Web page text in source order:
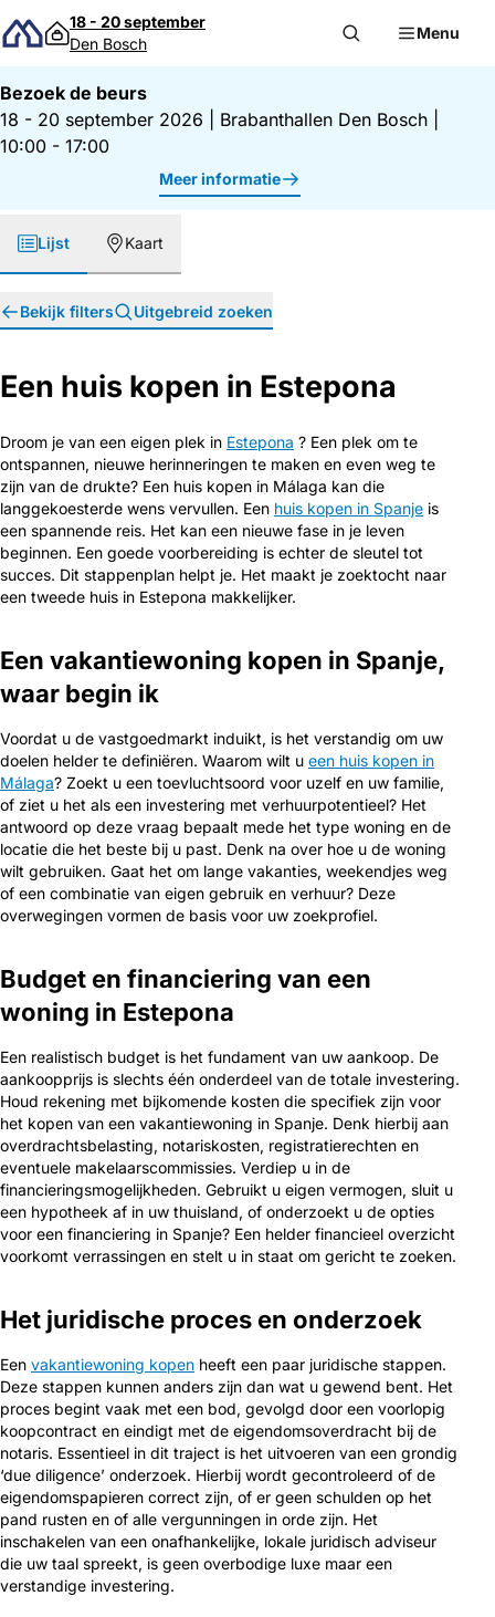
Direct naar inhoud
18 - 20 september
Den Bosch
Menu
Bezoek de beurs
18 - 20 september 2026
Brabanthallen Den Bosch
10:00 - 17:00
Meer informatie
Lijst Kaart
Bekijk filters Uitgebreid zoeken
Een huis kopen in Estepona
Droom je van een eigen plek in Estepona ? Een plek om te
ontspannen, nieuwe herinneringen te maken en even weg te
zijn van de drukte? Een huis kopen in Málaga kan die
langgekoesterde wens vervullen. Een huis kopen in Spanje is
een spannende reis. Het kan een nieuwe fase in je leven
beginnen. Een goede voorbereiding is echter de sleutel tot
succes. Dit stappenplan helpt je. Het maakt je zoektocht naar
een tweede huis in Estepona makkelijker.
Een vakantiewoning kopen in Spanje,
waar begin ik
Voordat u de vastgoedmarkt induikt, is het verstandig om uw
doelen helder te definiëren. Waarom wilt u een huis kopen in
Málaga? Zoekt u een toevluchtsoord voor uzelf en uw familie,
of ziet u het als een investering met verhuurpotentieel? Het
antwoord op deze vraag bepaalt mede het type woning en de
locatie die het beste bij u past. Denk na over hoe u de woning
wilt gebruiken. Gaat het om lange vakanties, weekendjes weg
of een combinatie van eigen gebruik en verhuur? Deze
overwegingen vormen de basis voor uw zoekprofiel.
Budget en financiering van een
woning in Estepona
Een realistisch budget is het fundament van uw aankoop. De
aankoopprijs is slechts één onderdeel van de totale investering.
Houd rekening met bijkomende kosten die specifiek zijn voor
het kopen van een vakantiewoning in Spanje. Denk hierbij aan
overdrachtsbelasting, notariskosten, registratierechten en
eventuele makelaarscommissies. Verdiep u in de
financieringsmogelijkheden. Gebruikt u eigen vermogen, sluit u
een hypotheek af in uw thuisland, of onderzoekt u de opties
voor een financiering in Spanje? Een helder financieel overzicht
voorkomt verrassingen en stelt u in staat om gericht te zoeken.
Het juridische proces en onderzoek
Een vakantiewoning kopen heeft een paar juridische stappen.
Deze stappen kunnen anders zijn dan wat u gewend bent. Het
proces begint vaak met een bod, gevolgd door een voorlopig
koopcontract en eindigt met de eigendomsoverdracht bij de
notaris. Essentieel in dit traject is het uitvoeren van een grondig
‘due diligence’ onderzoek. Hierbij wordt gecontroleerd of de
eigendomspapieren correct zijn, of er geen schulden op het
pand rusten en of alle vergunningen in orde zijn. Het
inschakelen van een onafhankelijke, lokale juridisch adviseur
die uw taal spreekt, is geen overbodige luxe maar een
verstandige investering.